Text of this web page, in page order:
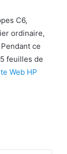
C6,
ordinaire,
ce
feuilles de
Web HP